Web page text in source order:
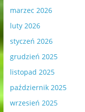
marzec 2026
luty 2026
styczeń 2026
grudzień 2025
listopad 2025
październik 2025
wrzesień 2025